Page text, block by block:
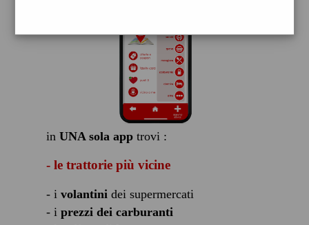
in UNA sola apptrovi :
- le trattorie più vicine
- i volantinidei supermercati
- i prezzi dei carburanti